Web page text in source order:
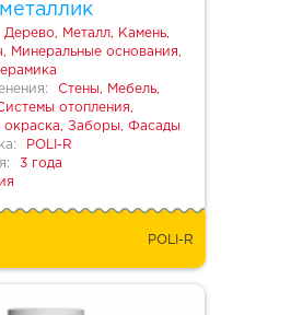
металлик
Дерево, Металл, Камень,
Минеральные основания,
Стены, Мебель,
отопления,
окраска, Заборы, Фасады
POLI-R
3 года
POLI-R